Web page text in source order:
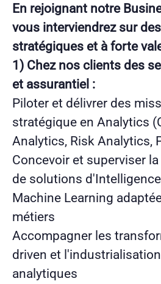
En rejoignant notre
vous interviendrez sur
stratégiques et à forte
1) Chez nos clients des
et assurantiel :
Piloter et délivrer des
stratégique en Analytics
Analytics, Risk Analytics,
Concevoir et superviser
de solutions
Machine Learning
métiers
Accompagner les
driven et
analytiques